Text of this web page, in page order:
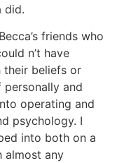
did.
friends who
n’t have
their beliefs or
personally and
operating and
psychology. I
into both on a
almost any